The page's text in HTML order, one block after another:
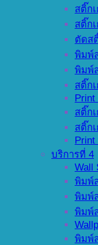
สติ๊ก
สติ๊ก
ตัดส
พิมพ์
พิมพ์
สติ๊ก
Print
สติ๊ก
สติ๊ก
Print
บริการที่ 4
Wall
พิมพ์
พิมพ์
พิมพ์
พิมพ์